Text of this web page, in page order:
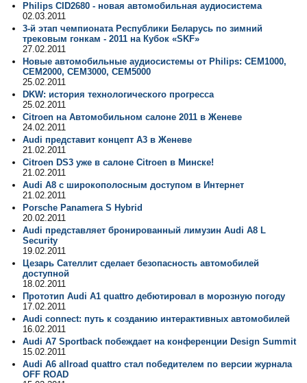
Philips CID2680 - новая автомобильная аудиосистема
02.03.2011
3-й этап чемпионата Республики Беларусь по зимний
трековым гонкам - 2011 на Кубок «SKF»
27.02.2011
Новые автомобильные аудиосистемы от Philips: СEM1000,
СEM2000, СEM3000, СEM5000
25.02.2011
DKW: история технологического прогресса
25.02.2011
Citroen на Автомобильном салоне 2011 в Женеве
24.02.2011
Audi представит концепт A3 в Женеве
21.02.2011
Citroеn DS3 уже в салоне Citroen в Минске!
21.02.2011
Audi A8 с широкополосным доступом в Интернет
21.02.2011
Porsche Panamera S Hybrid
20.02.2011
Audi представляет бронированный лимузин Audi A8 L
Security
19.02.2011
Цезарь Сателлит сделает безопасность автомобилей
доступной
18.02.2011
Прототип Audi A1 quattro дебютировал в морозную погоду
17.02.2011
Audi connect: путь к созданию интерактивных автомобилей
16.02.2011
Audi A7 Sportback побеждает на конференции Design Summit
15.02.2011
Audi A6 allroad quattro стал победителем по версии журнала
OFF ROAD